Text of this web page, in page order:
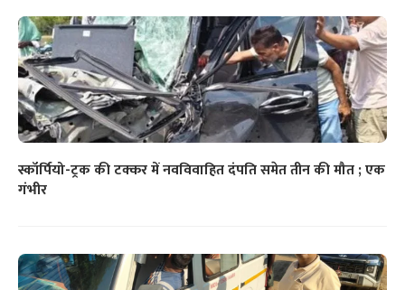
स्कॉर्पियो-ट्रक की टक्कर में नवविवाहित दंपति समेत तीन की मौत ; एक
गंभीर